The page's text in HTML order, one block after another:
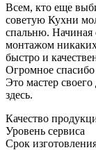
Всем, кто еще
советую Кухни
спальню. Начиная
монтажом
быстро и
Огромное
Это мастер
здесь.
Качество
Уровень сервиса
Срок